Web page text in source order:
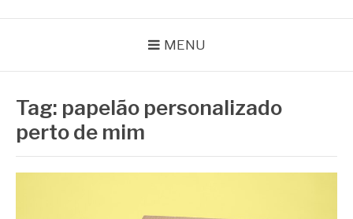
MENU
Tag: papelão personalizado
perto de mim